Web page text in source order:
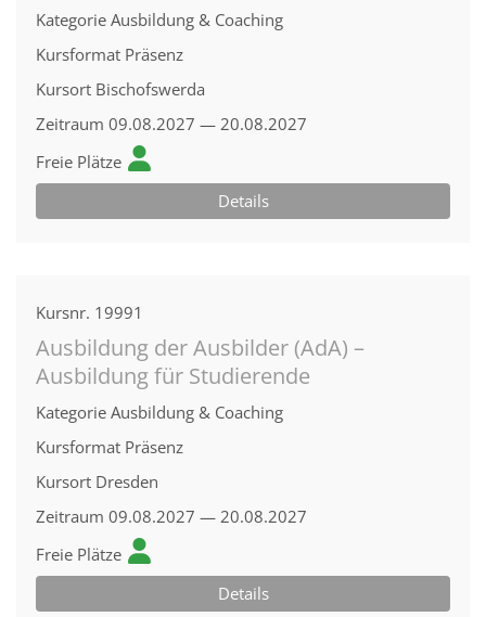
Kategorie Ausbildung & Coaching
Kursformat Präsenz
Kursort Bischofswerda
Zeitraum 09.08.2027 — 20.08.2027
Freie Plätze
Details
Kursnr. 19991
Ausbildung der Ausbilder (AdA) –
Ausbildung für Studierende
Kategorie Ausbildung & Coaching
Kursformat Präsenz
Kursort Dresden
Zeitraum 09.08.2027 — 20.08.2027
Freie Plätze
Details